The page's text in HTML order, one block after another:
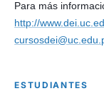
ESTUDIANTES
http://